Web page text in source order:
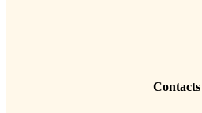
Contacts